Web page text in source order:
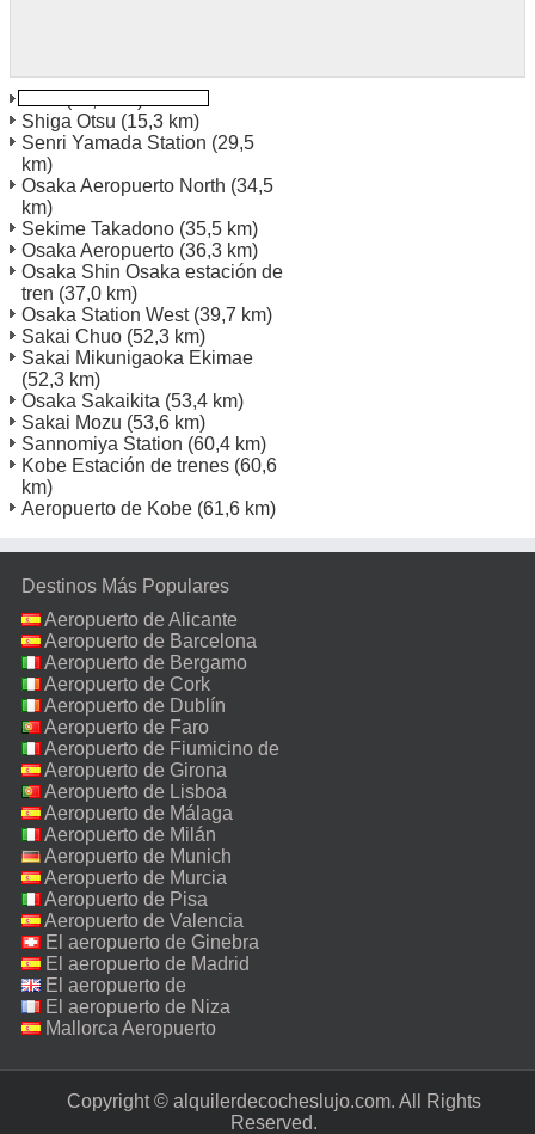
Shiga Otsu (15,3 km)
Senri Yamada Station (29,5
km)
Osaka Aeropuerto North (34,5
km)
Sekime Takadono (35,5 km)
Osaka Aeropuerto (36,3 km)
Osaka Shin Osaka estación de
tren (37,0 km)
Osaka Station West(39,7 km)
Sakai Chuo (52,3 km)
Sakai Mikunigaoka Ekimae
(52,3 km)
Osaka Sakaikita (53,4 km)
Sakai Mozu (53,6 km)
Sannomiya Station (60,4 km)
Kobe Estación de trenes (60,6
km)
Aeropuerto de Kobe (61,6 km)
Destinos Más Populares
Aeropuerto de Alicante
Aeropuerto de Barcelona
Aeropuerto de Bergamo
Aeropuerto de Cork
Aeropuerto de Dublín
Aeropuerto de Faro
Aeropuerto de Fiumicino de
Roma
Aeropuerto de Girona
Aeropuerto de Lisboa
Aeropuerto de Málaga
Aeropuerto de Milán
Malpensa
Aeropuerto de Munich
Aeropuerto de Murcia
Aeropuerto de Pisa
Aeropuerto de Valencia
El aeropuerto de Ginebra
El aeropuerto de Madrid
El aeropuerto de
Manchester
El aeropuerto de Niza
Mallorca Aeropuerto
Copyright © alquilerdecocheslujo.com. All Rights
Reserved.‎